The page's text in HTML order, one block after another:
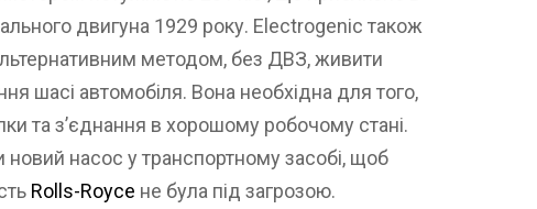
двигуна 1929 року. Electrogenic також
методом, без ДВЗ, живити
шасі автомобіля. Вона необхідна для того,
та з’єднання в хорошому робочому стані.
насос у транспортному засобі, щоб
Rolls-Royce не була під загрозою.